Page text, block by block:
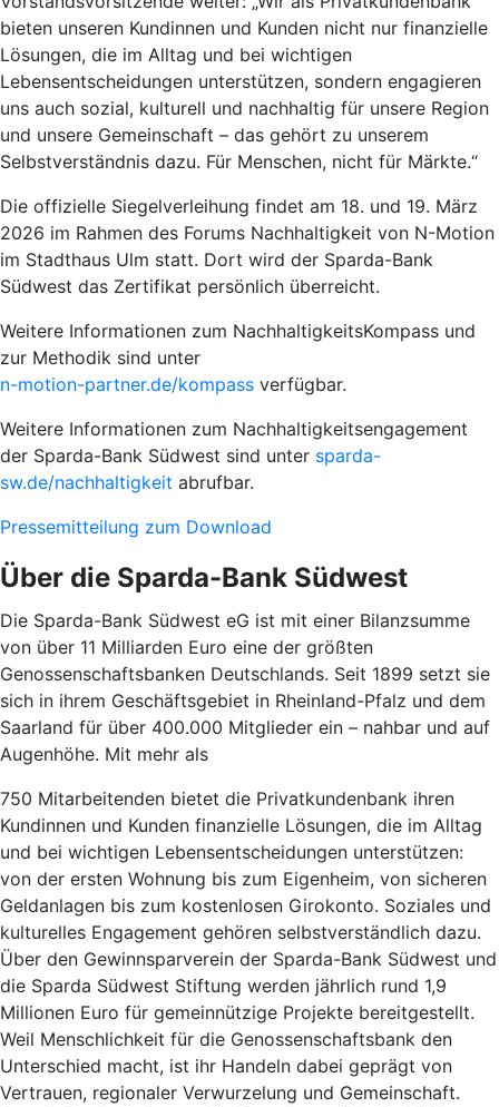
bieten unseren Kundinnen und Kunden nicht nur finanzielle
Lösungen, die im Alltag und bei wichtigen
Lebensentscheidungen unterstützen, sondern engagieren
uns auch sozial, kulturell und nachhaltig für unsere Region
und unsere Gemeinschaft – das gehört zu unserem
Selbstverständnis dazu. Für Menschen, nicht für Märkte.“
Die offizielle Siegelverleihung findet am 18. und 19. März
2026 im Rahmen des Forums Nachhaltigkeit von N-Motion
im Stadthaus Ulm statt. Dort wird der Sparda-Bank
Südwest das Zertifikat persönlich überreicht.
Weitere Informationen zum NachhaltigkeitsKompass und
zur Methodik sind unter
n-motion-partner.de/kompass verfügbar.
Weitere Informationen zum Nachhaltigkeitsengagement
der Sparda-Bank Südwest sind unter sparda-
sw.de/nachhaltigkeit abrufbar.
Pressemitteilung zum Download
Über die Sparda-Bank Südwest
Die Sparda-Bank Südwest eG ist mit einer Bilanzsumme
von über 11 Milliarden Euro eine der größten
Genossenschaftsbanken Deutschlands. Seit 1899 setzt sie
sich in ihrem Geschäftsgebiet in Rheinland-Pfalz und dem
Saarland für über 400.000 Mitglieder ein – nahbar und auf
Augenhöhe. Mit mehr als
750 Mitarbeitenden bietet die Privatkundenbank ihren
Kundinnen und Kunden finanzielle Lösungen, die im Alltag
und bei wichtigen Lebensentscheidungen unterstützen:
von der ersten Wohnung bis zum Eigenheim, von sicheren
Geldanlagen bis zum kostenlosen Girokonto. Soziales und
kulturelles Engagement gehören selbstverständlich dazu.
Über den Gewinnsparverein der Sparda-Bank Südwest und
die Sparda Südwest Stiftung werden jährlich rund 1,9
Millionen Euro für gemeinnützige Projekte bereitgestellt.
Weil Menschlichkeit für die Genossenschaftsbank den
Unterschied macht, ist ihr Handeln dabei geprägt von
Vertrauen, regionaler Verwurzelung und Gemeinschaft.